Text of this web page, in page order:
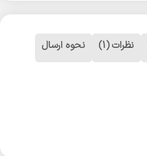
نظرات (1) نحوه ارسال